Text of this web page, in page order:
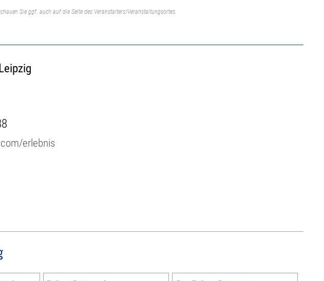
Sie ggf. auch auf die Seite des Veranstalters/Veranstaltungsortes.
erlebnis